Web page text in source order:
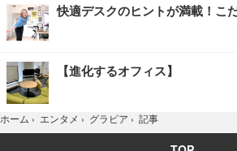
快適デスクのヒントが満載！こ
【進化するオフィス】
ホーム › エンタメ › グラビア › 記事